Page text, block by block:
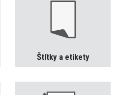
Štítky a etikety